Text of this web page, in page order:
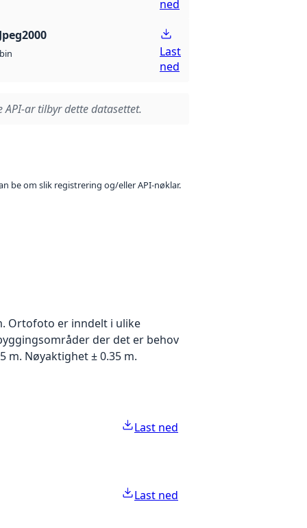
ned
bin
Last
ned
API-ar tilbyr dette datasettet.
be om slik registrering og/eller API-nøklar.
Ortofoto er inndelt i ulike
der det er behov
m. Nøyaktighet ± 0.35 m.
Last ned
Last ned